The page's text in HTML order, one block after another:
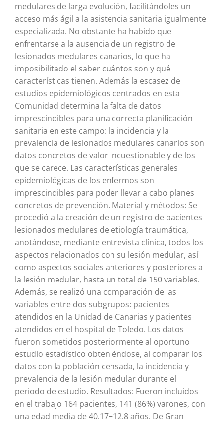
medulares de larga evolución, facilitándoles un
acceso más ágil a la asistencia sanitaria igualmente
especializada. No obstante ha habido que
enfrentarse a la ausencia de un registro de
lesionados medulares canarios, lo que ha
imposibilitado el saber cuántos son y qué
características tienen. Además la escasez de
estudios epidemiológicos centrados en esta
Comunidad determina la falta de datos
imprescindibles para una correcta planificación
sanitaria en este campo: la incidencia y la
prevalencia de lesionados medulares canarios son
datos concretos de valor incuestionable y de los
que se carece. Las características generales
epidemiológicas de los enfermos son
imprescindibles para poder llevar a cabo planes
concretos de prevención. Material y métodos: Se
procedió a la creación de un registro de pacientes
lesionados medulares de etiología traumática,
anotándose, mediante entrevista clínica, todos los
aspectos relacionados con su lesión medular, así
como aspectos sociales anteriores y posteriores a
la lesión medular, hasta un total de 150 variables.
Además, se realizó una comparación de las
variables entre dos subgrupos: pacientes
atendidos en la Unidad de Canarias y pacientes
atendidos en el hospital de Toledo. Los datos
fueron sometidos posteriormente al oportuno
estudio estadístico obteniéndose, al comparar los
datos con la población censada, la incidencia y
prevalencia de la lesión medular durante el
periodo de estudio. Resultados: Fueron incluidos
en el trabajo 164 pacientes, 141 (86%) varones, con
una edad media de 40.17+12.8 años. De Gran